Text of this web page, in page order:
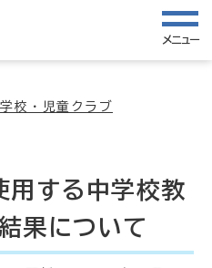
メニュー
学校・児童クラブ
用する中学校教
果について